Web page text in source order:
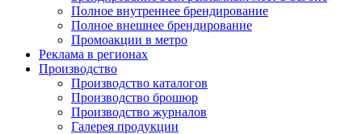
Полное внутреннее брендирование
Полное внешнее брендирование
Промоакции в метро
Реклама в регионах
Производство
Производство каталогов
Производство брошюр
Производство журналов
Галерея продукции